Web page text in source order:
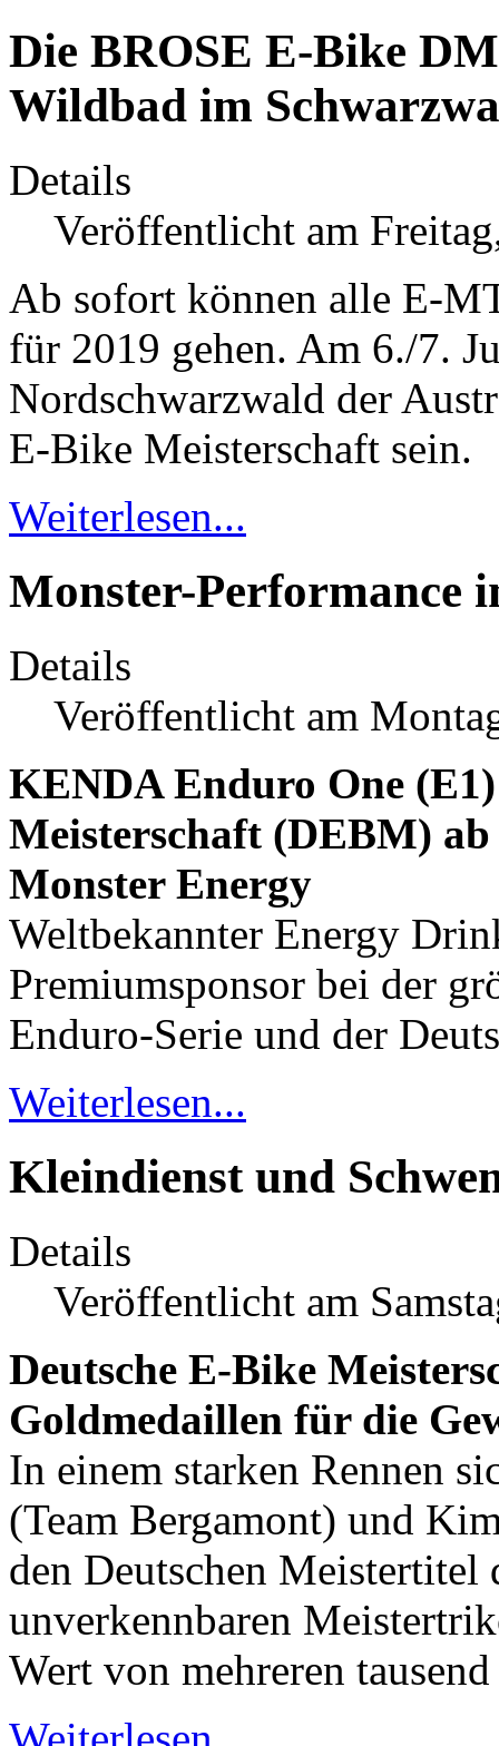
Die BROSE E-Bike
Wildbad im
Details
Veröffentlicht am
Ab sofort können alle E-
für 2019 gehen. Am 6./7.
Nordschwarzwald der
E-Bike Meisterschaft sein.
Weiterlesen...
Monster-Performance
Details
Veröffentlicht am
KENDA Enduro One
Meisterschaft (DEBM)
Monster Energy
Weltbekannter Energy
Premiumsponsor bei der
Enduro-Serie und der
Weiterlesen...
Kleindienst und
Details
Veröffentlicht am
Deutsche E-Bike
Goldmedaillen für die
In einem starken Rennen
(Team Bergamont) und
den Deutschen Meistertitel
unverkennbaren
Wert von mehreren